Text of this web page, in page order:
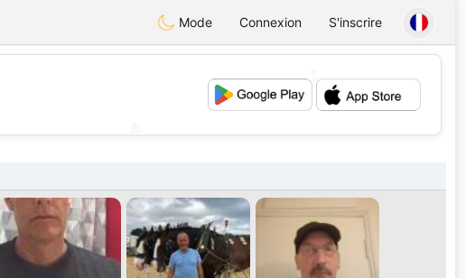
Mode Connexion S'inscrire